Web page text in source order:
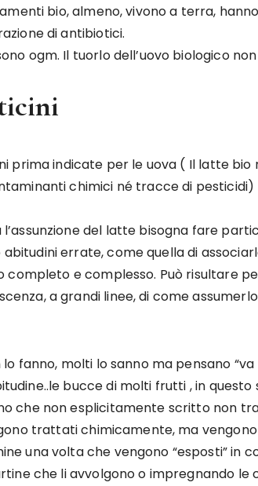
bio, almeno, vivono a terra,
di antibiotici.
ogm. Il tuorlo dell’uovo biologico
prima indicate per le uova ( Il latte
chimici né tracce di
del latte bisogna fare
errate, come quella di
completo e complesso. Può risultare
a grandi linee, di come
fanno, molti lo sanno ma pensano
bucce di molti frutti , in questo
che non esplicitamente scritto non
trattati chimicamente, ma
una volta che vengono “esposti” in
che li avvolgono o impregnando le